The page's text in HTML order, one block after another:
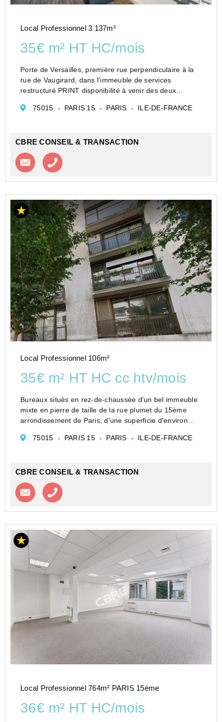
Local Professionnel 3 137m²
35€ m² HT HC/mois
Porte de Versailles, première rue perpendiculaire à la
rue de Vaugirard, dans l'immeuble de services
restructuré PRINT disponibilité à venir des deux
terrains de tennis. Plateaux fonctionnels en 100 % p...
75015 PARIS 15 PARIS ILE-DE-FRANCE
CBRE CONSEIL & TRANSACTION
Contacter l'agence
Local Professionnel 106m²
35€ m² HT HC cc htv/mois
Bureaux situés en rez-de-chaussée d'un bel immeuble
mixte en pierre de taille de la rue plumet du 15ème
arrondissement de Paris, d'une superficie d'environ
équipe professionnelle.
75015 PARIS 15 PARIS ILE-DE-FRANCE
CBRE CONSEIL & TRANSACTION
Contacter l'agence
Local Professionnel 764m² PARIS 15ème
36€ m² HT HC/mois